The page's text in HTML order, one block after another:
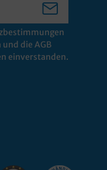
und die AGB
einverstanden.